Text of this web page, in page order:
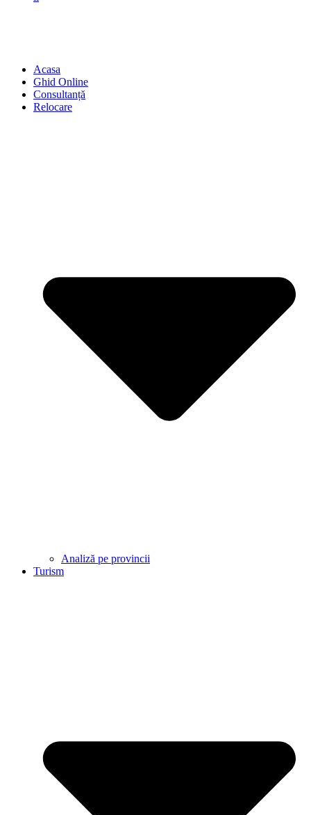
Acasa
Ghid Online
Consultanță
Relocare
Analiză pe provincii
Turism